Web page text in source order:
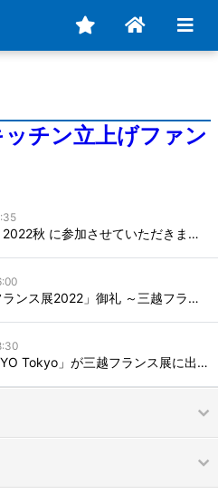
チン立上げファン
10/28 セキュリテナイト2022秋 に参加させていただきました。
日本橋三越本店「三越フランス展2022」御礼 ～三越フランス展無事終了しました（9/28〜10/3）～ 2022.10.04
実店舗「Restaurant TOYO Tokyo」が三越フランス展に出展いたします。